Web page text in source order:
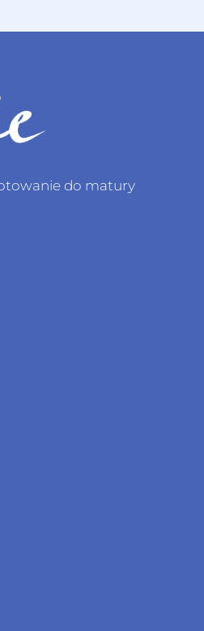
do matury